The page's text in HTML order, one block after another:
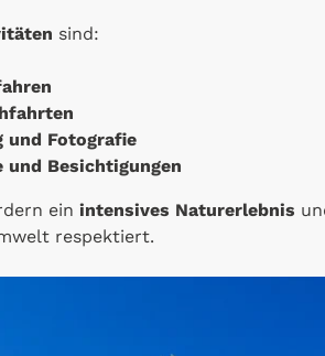
sind:
und Fotografie
und Besichtigungen
ein intensives Naturerlebnis
respektiert.